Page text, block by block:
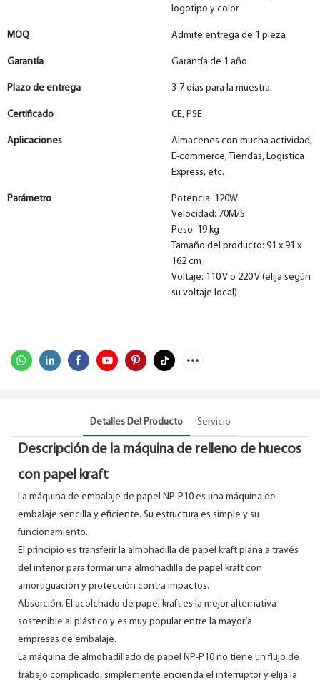
logotipo y color.
MOQ Admite entrega de 1 pieza
Garantía Garantía de 1 año
Plazo de entrega 3-7 días para la muestra
Certificado CE, PSE
Aplicaciones
Almacenes con mucha actividad,
E-commerce, Tiendas, Logística
Express, etc.
Parámetro
Potencia: 120W
Velocidad: 70M/S
Peso: 19 kg
Tamaño del producto: 91 x 91 x
162 cm
Voltaje: 110 V o 220 V (elija según
su voltaje local)
Detalles Del Producto Servicio
Descripción de la máquina de relleno de huecos
con papel kraft
La máquina de embalaje de papel NP-P10 es una máquina de
embalaje sencilla y eficiente. Su estructura es simple y su
funcionamiento...
El principio es transferir la almohadilla de papel kraft plana a través
del interior para formar una almohadilla de papel kraft con
amortiguación y protección contra impactos.
Absorción. El acolchado de papel kraft es la mejor alternativa
sostenible al plástico y es muy popular entre la mayoría
empresas de embalaje.
La máquina de almohadillado de papel NP-P10 no tiene un flujo de
trabajo complicado, simplemente encienda el interruptor y elija la